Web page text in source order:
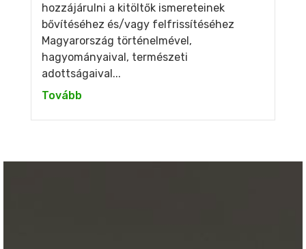
hozzájárulni a kitöltők ismereteinek
bővítéséhez és/vagy felfrissítéséhez
Magyarország történelmével,
hagyományaival, természeti
adottságaival...
Tovább